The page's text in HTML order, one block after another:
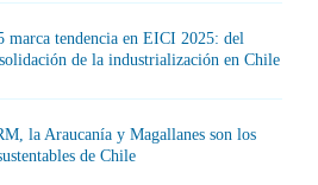
marca tendencia en EICI 2025: del
de la industrialización en Chile
la Araucanía y Magallanes son los
de Chile